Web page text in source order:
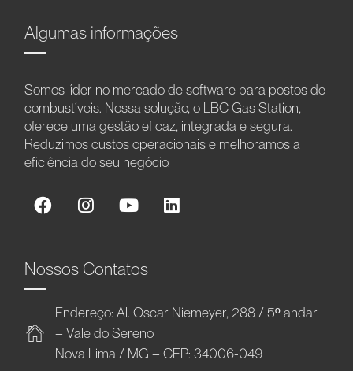
Algumas informações
Somos líder no mercado de software para postos de
combustíveis. Nossa solução, o LBC Gas Station,
oferece uma gestão eficaz, integrada e segura.
Reduzimos custos operacionais e melhoramos a
eficiência do seu negócio.
Nossos Contatos
Endereço: Al. Oscar Niemeyer, 288 / 5º andar
– Vale do Sereno
Nova Lima / MG – CEP: 34006-049